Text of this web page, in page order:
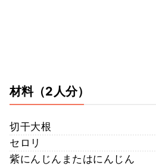
材料（2人分）
切干大根
セロリ
紫にんじんまたはにんじん